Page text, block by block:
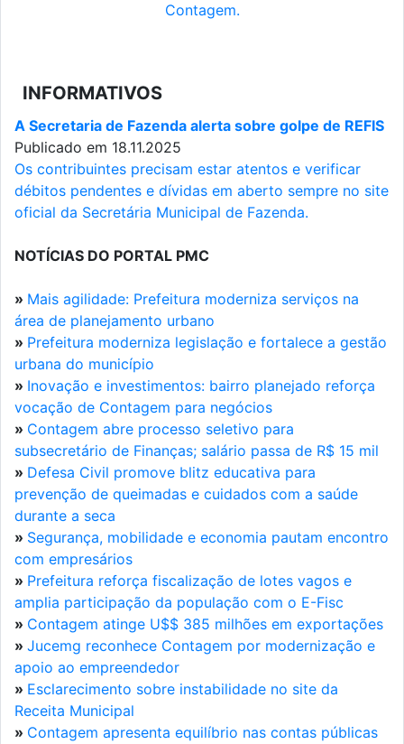
Contagem.
INFORMATIVOS
A Secretaria de Fazenda alerta sobre golpe de REFIS
Publicado em 18.11.2025
Os contribuintes precisam estar atentos e verificar
débitos pendentes e dívidas em aberto sempre no site
oficial da Secretária Municipal de Fazenda.
NOTÍCIAS DO PORTAL PMC
» Mais agilidade: Prefeitura moderniza serviços na
área de planejamento urbano
» Prefeitura moderniza legislação e fortalece a gestão
urbana do município
» Inovação e investimentos: bairro planejado reforça
vocação de Contagem para negócios
» Contagem abre processo seletivo para
subsecretário de Finanças; salário passa de R$ 15 mil
» Defesa Civil promove blitz educativa para
prevenção de queimadas e cuidados com a saúde
durante a seca
» Segurança, mobilidade e economia pautam encontro
com empresários
» Prefeitura reforça fiscalização de lotes vagos e
amplia participação da população com o E-Fisc
» Contagem atinge U$$ 385 milhões em exportações
» Jucemg reconhece Contagem por modernização e
apoio ao empreendedor
» Esclarecimento sobre instabilidade no site da
Receita Municipal
» Contagem apresenta equilíbrio nas contas públicas